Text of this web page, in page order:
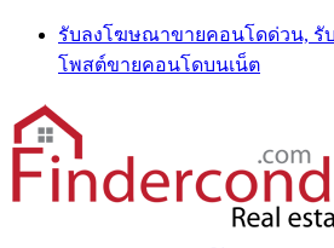
Skip
content
รับลงโฆษณาขายคอนโดด่วน, รั
โพสต์ขายคอนโดบนเน็ต